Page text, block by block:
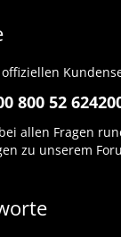
800 52
allen Fragen
zu unserem